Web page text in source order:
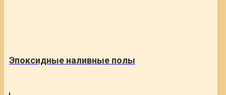
Эпоксидные наливные полы